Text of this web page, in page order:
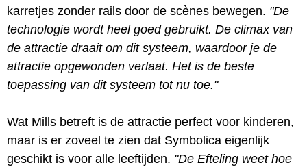
karretjes zonder rails door de scènes bewegen. "De
technologie wordt heel goed gebruikt. De climax van
de attractie draait om dit systeem, waardoor je de
attractie opgewonden verlaat. Het is de beste
toepassing van dit systeem tot nu toe."
Wat Mills betreft is de attractie perfect voor kinderen,
maar is er zoveel te zien dat Symbolica eigenlijk
geschikt is voor alle leeftijden. "De Efteling weet hoe